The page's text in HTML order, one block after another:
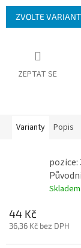
Měrná
cena:
ZVOLTE
ZEPTAT SE
Varianty Popis
pozice:
Skladem
44 Kč
36,36 Kč bez DPH